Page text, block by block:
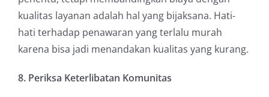
kualitas layanan adalah hal yang bijaksana. Hati-
hati terhadap penawaran yang terlalu murah
karena bisa jadi menandakan kualitas yang kurang.
8. Periksa Keterlibatan Komunitas